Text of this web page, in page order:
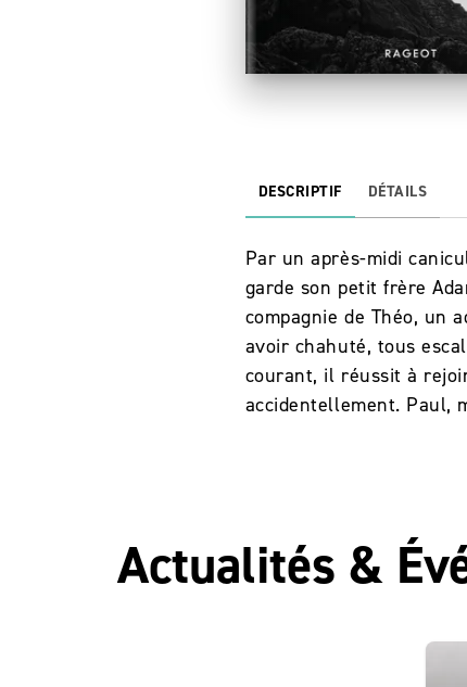
DESCRIPTIF DÉTAILS
Par un après-midi
garde son petit frère
compagnie de Théo, un
avoir chahuté, tous
courant, il réussit à
accidentellement. Paul,
Actualités &